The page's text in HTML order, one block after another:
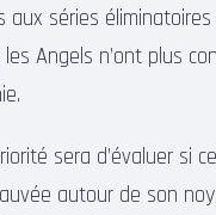
aux séries
Angels n’ont plus
sera d’évaluer si
autour de son